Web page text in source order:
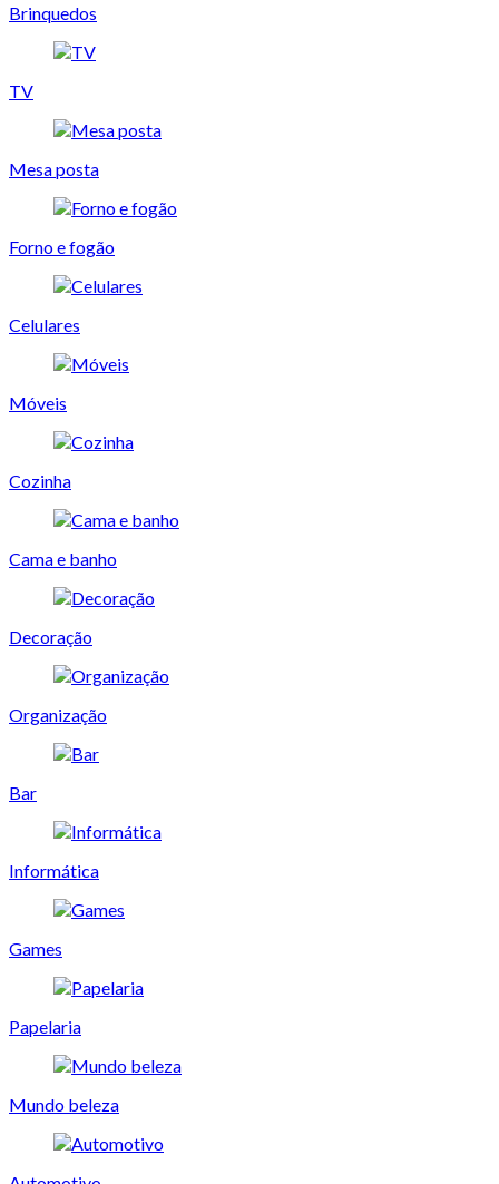
Brinquedos
TV
Mesa posta
Forno e fogão
Celulares
Móveis
Cozinha
Cama e banho
Decoração
Organização
Bar
Informática
Games
Papelaria
Mundo beleza